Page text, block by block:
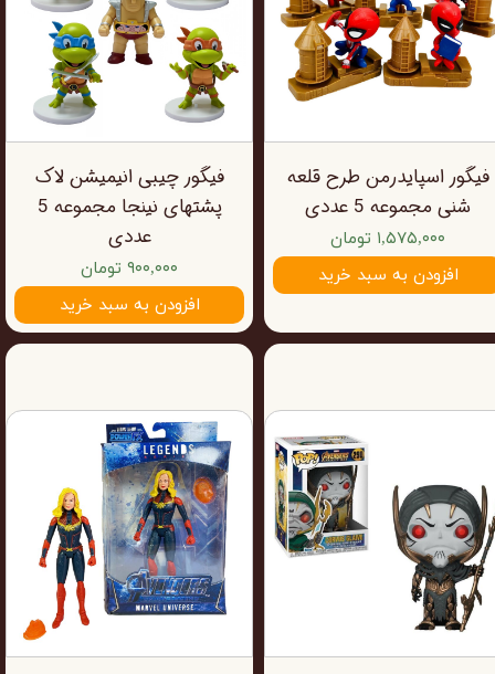
فیگور اسپایدرمن طرح قلعه
شنی مجموعه 5 عددی
۱,۵۷۵,۰۰۰ تومان
افزودن به سبد خرید
فیگور چیبی انیمیشن لاک
پشتهای نینجا مجموعه 5
عددی
۹۰۰,۰۰۰ تومان
افزودن به سبد خرید